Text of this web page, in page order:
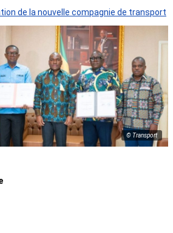
de la nouvelle compagnie de transport
© Transport